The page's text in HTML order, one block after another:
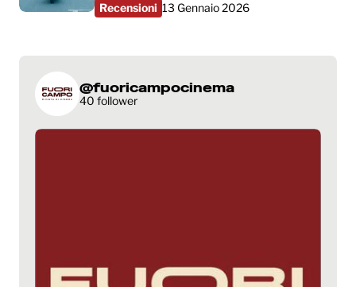
Recensioni 13 Gennaio 2026
@fuoricampocinema
40 follower